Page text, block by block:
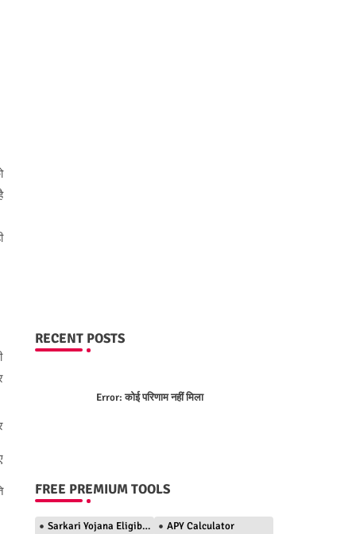
RECENT POSTS
Error:कोई परिणाम नहीं मिला
FREE PREMIUM TOOLS
Sarkari Yojana Eligibility Checker APY Calculator